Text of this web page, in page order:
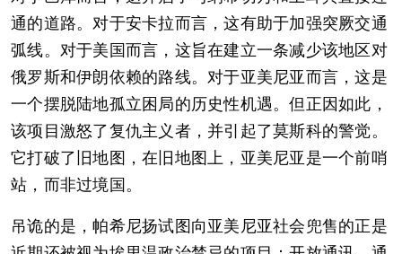
通的道路。对于安卡拉而言，这有助于加强突厥交通
弧线。对于美国而言，这旨在建立一条减少该地区对
俄罗斯和伊朗依赖的路线。对于亚美尼亚而言，这是
一个摆脱陆地孤立困局的历史性机遇。但正因如此，
该项目激怒了复仇主义者，并引起了莫斯科的警觉。
它打破了旧地图，在旧地图上，亚美尼亚是一个前哨
站，而非过境国。
吊诡的是，帕希尼扬试图向亚美尼亚社会兜售的正是